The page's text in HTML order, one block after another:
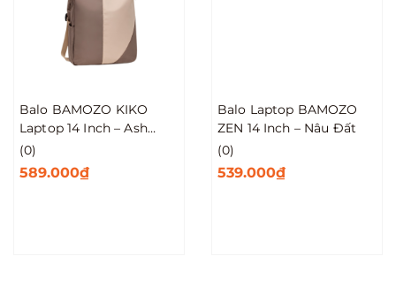
Balo BAMOZO KIKO
Laptop 14 Inch – Ash
Grey
(0)
589.000₫
Balo Laptop BAMOZO
ZEN 14 Inch – Nâu Đất
(0)
539.000₫